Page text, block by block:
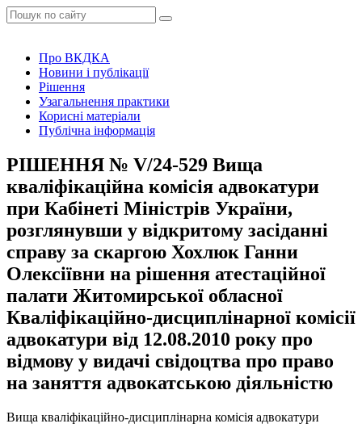
Про ВКДКА
Новини і публікації
Рішення
Узагальнення практики
Корисні матеріали
Публічна інформація
РІШЕННЯ № V/24-529 Вища
кваліфікаційна комісія адвокатури
при Кабінеті Міністрів України,
розглянувши у відкритому засіданні
справу за скаргою Хохлюк Ганни
Олексіївни на рішення атестаційної
палати Житомирської обласної
Кваліфікаційно-дисциплінарної комісії
адвокатури від 12.08.2010 року про
відмову у видачі свідоцтва про право
на заняття адвокатською діяльністю
Вища кваліфікаційно-дисциплінарна комісія адвокатури